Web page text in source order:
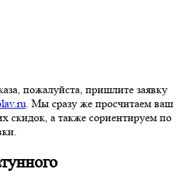
пожалуйста, пришлите заявку
. Мы сразу же просчитаем ваш
скидок, а также сориентируем по